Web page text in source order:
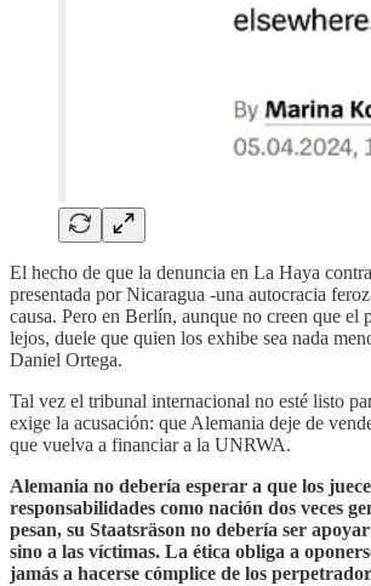
El hecho de que la denuncia en La Haya
presentada por Nicaragua -una autocracia
causa. Pero en Berlín, aunque no creen que el
lejos, duele que quien los exhibe sea nada
Daniel Ortega.
Tal vez el tribunal internacional no esté listo
exige la acusación: que Alemania deje de
que vuelva a financiar a la UNRWA.
Alemania no debería esperar a que los
responsabilidades como nación dos veces
pesan, su Staatsräson no debería ser
sino a las víctimas. La ética obliga a
jamás a hacerse cómplice de los